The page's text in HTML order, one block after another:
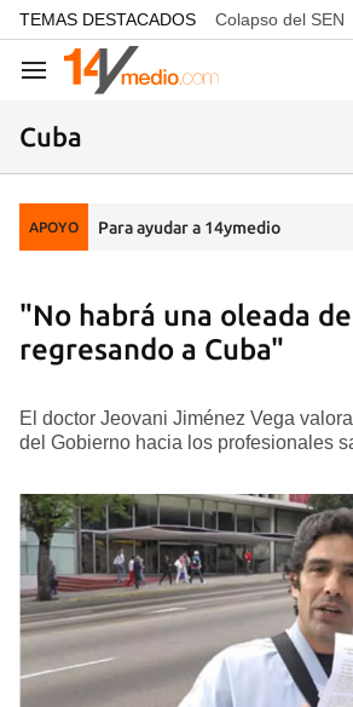
common.go-to-content
TEMAS DESTACADOS Colapso del SEN
Navegación
Cuba
APOYO Para ayudar a 14ymedio
"No habrá una oleada
regresando a Cuba"
El doctor Jeovani Jiménez Vega
del Gobierno hacia los profesionales